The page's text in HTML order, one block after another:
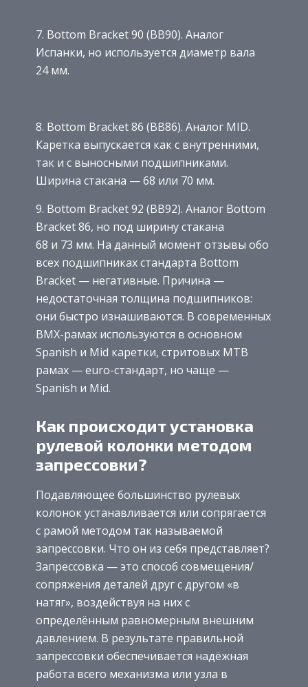
7. Bottom Bracket 90 (BB90). Аналог
Испанки, но используется диаметр вала
24 мм.
8. Bottom Bracket 86 (BB86). Аналог MID.
Каретка выпускается как с внутренними,
так и с выносными подшипниками.
Ширина стакана — 68 или 70 мм.
9. Bottom Bracket 92 (BB92). Аналог Bottom
Bracket 86, но под ширину стакана
68 и 73 мм. На данный момент отзывы обо
всех подшипниках стандарта Bottom
Bracket — негативные. Причина —
недостаточная толщина подшипников:
они быстро изнашиваются. В современных
BMX-рамах используются в основном
Spanish и Mid каретки, стритовых MTB
рамах — euro-стандарт, но чаще —
Spanish и Mid.
Как происходит установка
рулевой колонки методом
запрессовки?
Подавляющее большинство рулевых
колонок устанавливается или сопрягается
с рамой методом так называемой
запрессовки. Что он из себя представляет?
Запрессовка — это способ совмещения/
сопряжения деталей друг с другом «в
натяг», воздействуя на них с
определённым равномерным внешним
давлением. В результате правильной
запрессовки обеспечивается надёжная
работа всего механизма или узла в